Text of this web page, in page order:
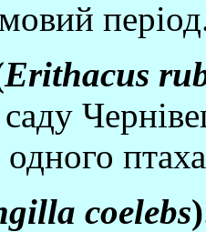
Erithacus
coelebs)